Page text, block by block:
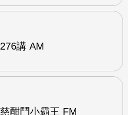
講 AM
酣鬥小霸王 FM